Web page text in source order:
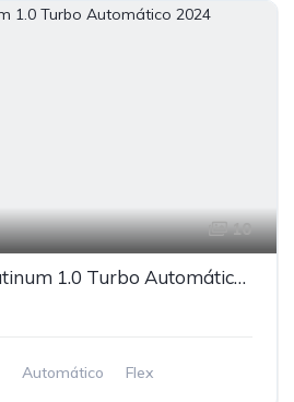
10
Hyundai Creta Platinum 1.0 Turbo Automático 2024
Automático Flex